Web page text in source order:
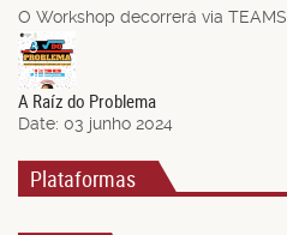
O Workshop decorrerá via TEAMS.
03
Jun.
A Raíz do Problema
Date: 03 junho 2024
Plataformas